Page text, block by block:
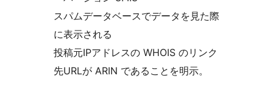
スパムデータベースでデータを見た際
に表示される
投稿元IPアドレスの WHOIS のリンク
先URLが ARIN であることを明示。